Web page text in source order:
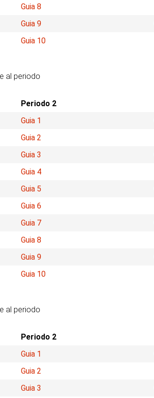
Guia 8
Guia 9
Guia 10
al periodo
Periodo 2
Guia 1
Guia 2
Guia 3
Guia 4
Guia 5
Guia 6
Guia 7
Guia 8
Guia 9
Guia 10
al periodo
Periodo 2
Guia 1
Guia 2
Guia 3